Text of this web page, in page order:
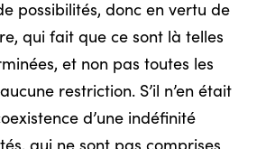
possibilités, donc en vertu de
qui fait que ce sont là telles
et non pas toutes les
restriction. S’il n’en était
d’une indéfinité